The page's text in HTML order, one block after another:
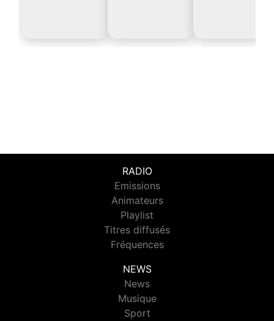
RADIO
Emissions
Animateurs
Playlist
Titres diffusés
Fréquences
NEWS
News
Musique
Sport